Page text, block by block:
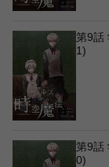
第9話
1)
第9話
0)